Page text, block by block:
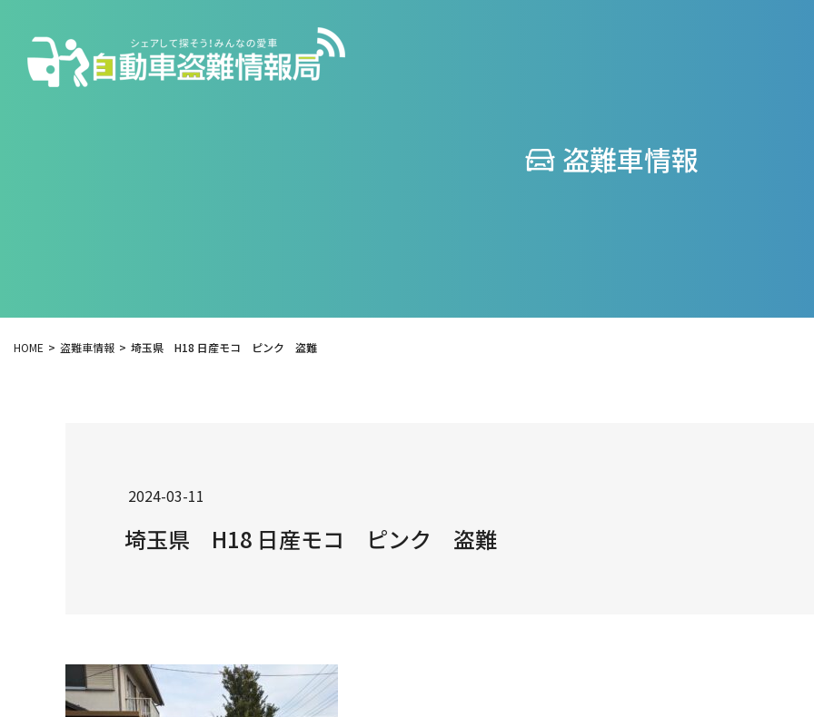
盗難車情報
HOME 盗難車情報 埼玉県 H18 日産モコ ピンク 盗難
2024-03-11
埼玉県 H18 日産モコ ピンク 盗難